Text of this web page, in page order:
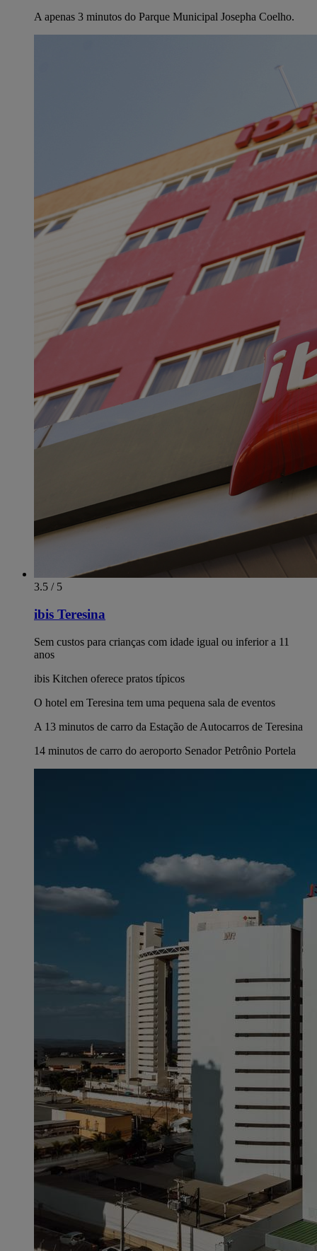
A apenas 3 minutos do Parque Municipal Josepha Coelho.
3.5 / 5
ibis Teresina
Sem custos para crianças com idade igual ou inferior a 11
anos
ibis Kitchen oferece pratos típicos
O hotel em Teresina tem uma pequena sala de eventos
A 13 minutos de carro da Estação de Autocarros de Teresina
14 minutos de carro do aeroporto Senador Petrônio Portela